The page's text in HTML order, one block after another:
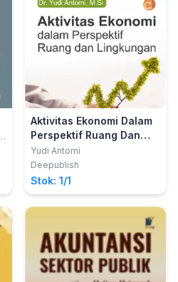
Aktivitas Ekonomi Dalam
Perspektif Ruang Dan
Lingkungan
Yudi Antomi
Deepublish
Stok: 1/1